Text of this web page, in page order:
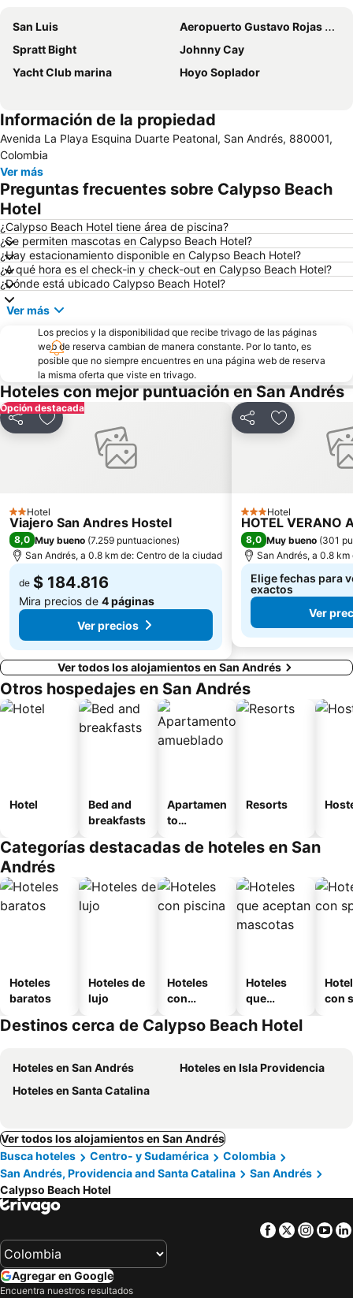
San Luis
Aeropuerto Gustavo Rojas Pinilla
Spratt Bight
Johnny Cay
Yacht Club marina
Hoyo Soplador
Información de la propiedad
Avenida La Playa Esquina Duarte Peatonal, San Andrés, 880001,
Colombia
Ver más
Preguntas frecuentes sobre Calypso Beach
Hotel
¿Calypso Beach Hotel tiene área de piscina?
¿Se permiten mascotas en Calypso Beach Hotel?
¿Hay estacionamiento disponible en Calypso Beach Hotel?
¿A qué hora es el check-in y check-out en Calypso Beach Hotel?
¿Dónde está ubicado Calypso Beach Hotel?
Ver más
Los precios y la disponibilidad que recibe trivago de las páginas
web de reserva cambian de manera constante. Por lo tanto, es
posible que no siempre encuentres en una página web de reserva
la misma oferta que viste en trivago.
Hoteles con mejor puntuación en San Andrés
Opción destacada
CompartirAgregar a favoritos
2 Estrellas
Hotel
Viajero San Andres Hostel
8,0 Muy bueno (7.259 puntuaciones)
San Andrés, a 0.8 km de: Centro de la ciudad
de $ 184.816
Mira precios de 4 páginas
Ver precios
CompartirAgregar a
3 Estrellas
Hotel
HOTEL VERANO
8,0 Muy bueno (301
San Andrés, a 0.8
Elige fechas para
exactos
Ver
Ver todos los alojamientos en San Andrés
Otros hospedajes en San Andrés
Hotel
Bed and
breakfasts
Apartamen
to
o
Resorts
Categorías destacadas de hoteles en San
Andrés
Hoteles
baratos
Hoteles de
lujo
Hoteles
con
Hoteles
que
mascotas
con
Destinos cerca de Calypso Beach Hotel
Hoteles en San Andrés
Hoteles en Isla Providencia
Hoteles en Santa Catalina
Ver todos los alojamientos en San Andrés
Busca hoteles
Centro- y Sudamérica
Colombia
San Andrés, Providencia and Santa Catalina
San Andrés
Calypso Beach Hotel
Facebook
Twitter
Agregar en Google
Encuentra nuestros resultados